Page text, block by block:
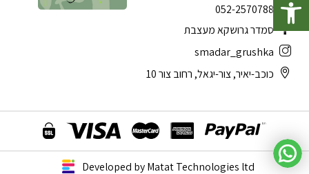
052-2570788
סמדר גרושקא מעצבת
smadar_grushka
כוכב-יאיר, צור-יגאל, רחוב צור 10
Developed by Matat Technologies ltd